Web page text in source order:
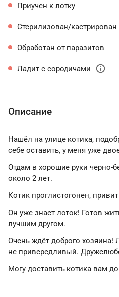
Приучен к лотку
Стерилизован/кастрирован
Обработан от паразитов
Ладит с сородичами info
Описание
Нашёл на улице котика,
себе оставить, у меня уже
Отдам в хорошие руки черно-
около 2 лет.
Котик проглистогонен,
Он уже знает лоток! Готов
лучшим другом.
Очень ждёт доброго
не привередливый.
Могу доставить котика вам